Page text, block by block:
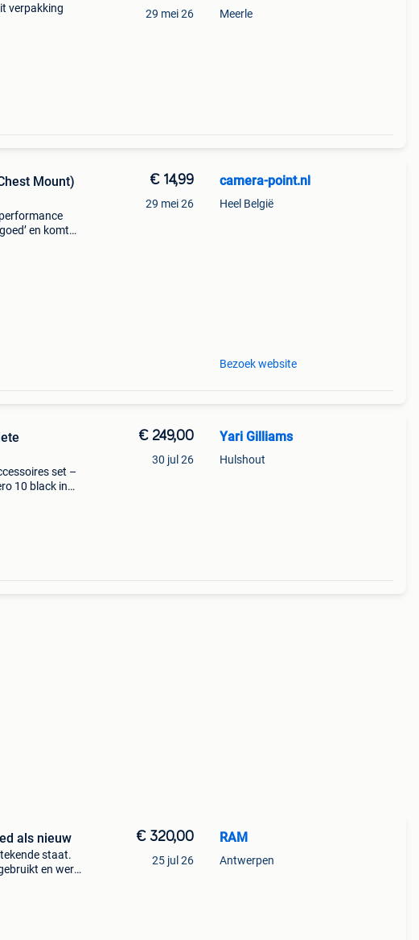
verpakking
29 mei 26 Meerle
Mount)
en komt
€ 14,99
29 mei 26
camera-point.nl
Heel België
Bezoek website
set –
10 black in
€ 249,00
30 jul 26
Yari Gilliams
Hulshout
als nieuw
staat.
en werkt
€ 320,00
25 jul 26
RAM
Antwerpen